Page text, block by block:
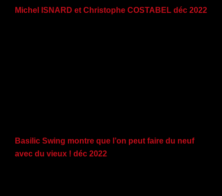
Michel ISNARD et Christophe COSTABEL déc 2022
Basilic Swing montre que l’on peut faire du neuf
avec du vieux ! déc 2022